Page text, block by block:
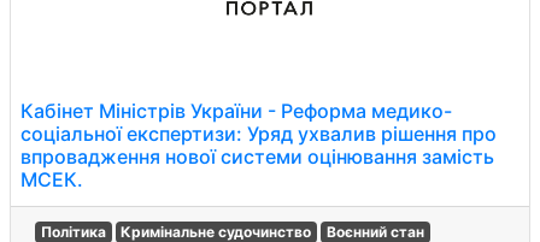
Кабінет Міністрів України - Реформа медико-
соціальної експертизи: Уряд ухвалив рішення про
впровадження нової системи оцінювання замість
МСЕК.
Політика Кримінальне судочинство Воєнний стан